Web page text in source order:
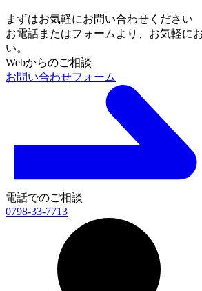
まずはお気軽にお問い合わせください
お電話またはフォームより、 お気軽に
い。
Webからのご相談
お問い合わせフォーム
電話でのご相談
0798-33-7713